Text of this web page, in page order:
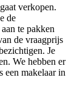
verkopen.
de
te pakken
de vraagprijs
Je
We hebben er
een makelaar in